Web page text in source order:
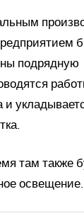
подрядную
и
там также
освещение.